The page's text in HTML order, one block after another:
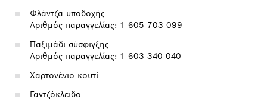
Φλάντζα υποδοχής
Αριθμός παραγγελίας: 1 605 703 099
Παξιμάδι σύσφιγξης
Αριθμός παραγγελίας: 1 603 340 040
Χαρτονένιο κουτί
Γαντζόκλειδο